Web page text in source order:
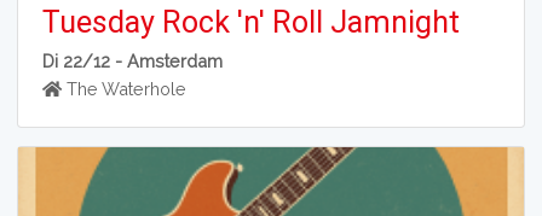
Tuesday Rock 'n' Roll Jamnight
Di 22/12 -Amsterdam
The Waterhole